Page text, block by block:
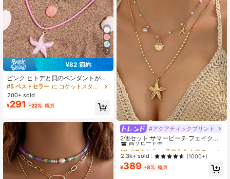
7
¥82 節約
ピンク ヒトデと貝のペンダントが付
いた ビーズ入りネックレス 3点セッ
ト、ビーチバカンススタイルの女性
用ジュエリー
#5 ベストセラー
に コケットスタイル 女性のネックレス
200+ sold
¥291 -22% 概算
#アクアティックプリント
2個セット サマービーチ フェイクパ
ール ネックレス スターフィッシュ&
シェルペンダント、デイリーウェア
とビーチバケーションのファッショ
ンアクセサリー、手作りチェーンは
希望の長さにカットできる、フェイ
#2 ベストセラー
亜鉛合金 女性のネックレスセット
高リピート率
#2 ベストセラー
高リピート率
#2 ベストセラー
高リピート率
#2 ベストセラー
亜鉛合金 女性のネックレスセット
2.3k+ sold (1000+)
¥389 -8% 概算